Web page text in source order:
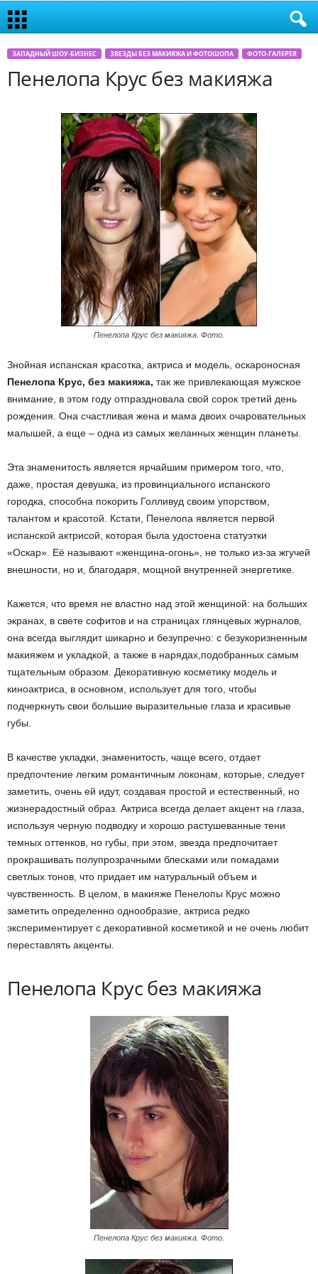
ЗАПАДНЫЙ ШОУ-БИЗНЕС ЗВЕЗДЫ БЕЗ МАКИЯЖА И ФОТОШОПА ФОТО-ГАЛЕРЕЯ
Пенелопа Крус без макияжа
Пенелопа Крус без макияжа. Фото.
Знойная испанская красотка, актриса и модель, оскароносная
Пенелопа Крус, без макияжа, так же привлекающая мужское
внимание, в этом году отпраздновала свой сорок третий день
рождения. Она счастливая жена и мама двоих очаровательных
малышей, а еще – одна из самых желанных женщин планеты.
Эта знаменитость является ярчайшим примером того, что,
даже, простая девушка, из провинциального испанского
городка, способна покорить Голливуд своим упорством,
талантом и красотой. Кстати, Пенелопа является первой
испанской актрисой, которая была удостоена статуэтки
«Оскар». Её называют «женщина-огонь», не только из-за жгучей
внешности, но и, благодаря, мощной внутренней энергетике.
Кажется, что время не властно над этой женщиной: на больших
экранах, в свете софитов и на страницах глянцевых журналов,
она всегда выглядит шикарно и безупречно: с безукоризненным
макияжем и укладкой, а также в нарядах,подобранных самым
тщательным образом. Декоративную косметику модель и
киноактриса, в основном, использует для того, чтобы
подчеркнуть свои большие выразительные глаза и красивые
губы.
В качестве укладки, знаменитость, чаще всего, отдает
предпочтение легким романтичным локонам, которые, следует
заметить, очень ей идут, создавая простой и естественный, но
жизнерадостный образ. Актриса всегда делает акцент на глаза,
используя черную подводку и хорошо растушеванные тени
темных оттенков, но губы, при этом, звезда предпочитает
прокрашивать полупрозрачными блесками или помадами
светлых тонов, что придает им натуральный объем и
чувственность. В целом, в макияже Пенелопы Крус можно
заметить определенно однообразие, актриса редко
экспериментирует с декоративной косметикой и не очень любит
переставлять акценты.
Пенелопа Крус без макияжа
Пенелопа Крус без макияжа. Фото.